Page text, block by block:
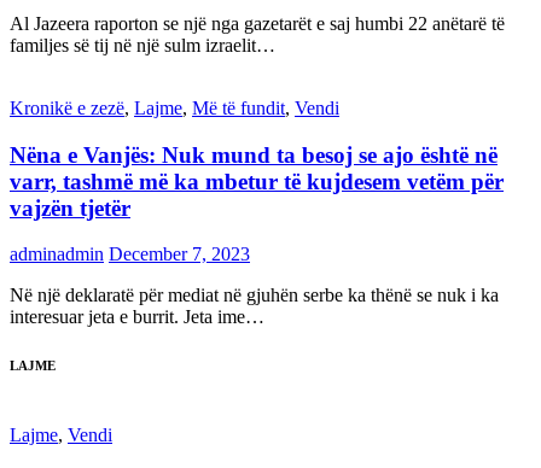
Al Jazeera raporton se një nga gazetarët e saj humbi 22 anëtarë të
familjes së tij në një sulm izraelit…
Kronikë e zezë, Lajme, Më të fundit, Vendi
Nëna e Vanjës: Nuk mund ta besoj se ajo është në
varr, tashmë më ka mbetur të kujdesem vetëm për
vajzën tjetër
adminadmin December 7, 2023
Në një deklaratë për mediat në gjuhën serbe ka thënë se nuk i ka
interesuar jeta e burrit. Jeta ime…
LAJME
Lajme, Vendi